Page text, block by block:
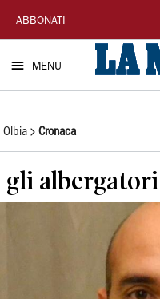
La
Nuova
Sardegna
ABBONATI
MENU
Olbia Cronaca
gli albergatori